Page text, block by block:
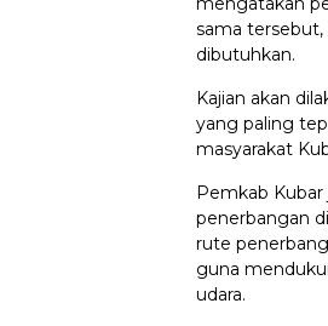
sama
dibutuhkan.
Kajian akan
yang paling
masyarakat
Pemkab
penerbangan
rute
guna
udara.